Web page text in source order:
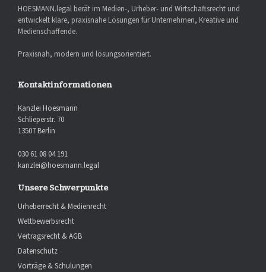
HOESMANN.legal berät im Medien-, Urheber- und Wirtschaftsrecht und
entwickelt klare, praxisnahe Lösungen für Unternehmen, Kreative und
Medienschaffende.
Praxisnah, modern und lösungsorientiert.
Kontaktinformationen
Kanzlei Hoesmann
Schlieperstr. 70
13507 Berlin
030 61 08 04 191
kanzlei@hoesmann.legal
Unsere Schwerpunkte
Urheberrecht & Medienrecht
Wettbewerbsrecht
Vertragsrecht & AGB
Datenschutz
Vorträge & Schulungen